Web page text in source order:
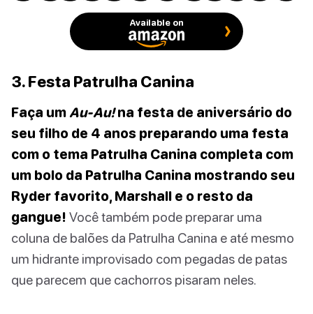
Available on
3. Festa Patrulha Canina
Faça um Au-Au!na festa de aniversário do
seu filho de 4 anos preparando uma festa
com o tema Patrulha Canina completa com
um bolo da Patrulha Canina mostrando seu
Ryder favorito, Marshall e o resto da
gangue! Você também pode preparar uma
coluna de balões da Patrulha Canina e até mesmo
um hidrante improvisado com pegadas de patas
que parecem que cachorros pisaram neles.